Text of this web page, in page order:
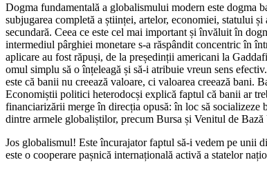
Dogma fundamentală a globalismului modern este dogma
subjugarea completă a științei, artelor, economiei, statului
secundară. Ceea ce este cel mai important și învăluit în
intermediul pârghiei monetare s-a răspândit concentric în
aplicare au fost răpuși, de la președinții americani la
omul simplu să o înțeleagă și să-i atribuie vreun sens
este că banii nu creează valoare, ci valoarea creează
Economiștii politici heterodocși explică faptul că banii ar
financiarizării merge în direcția opusă: în loc să
dintre armele globaliștilor, precum Bursa și Venitul de
Jos globalismul! Este încurajator faptul să-i vedem pe unii
este o cooperare pașnică internațională activă a statelor